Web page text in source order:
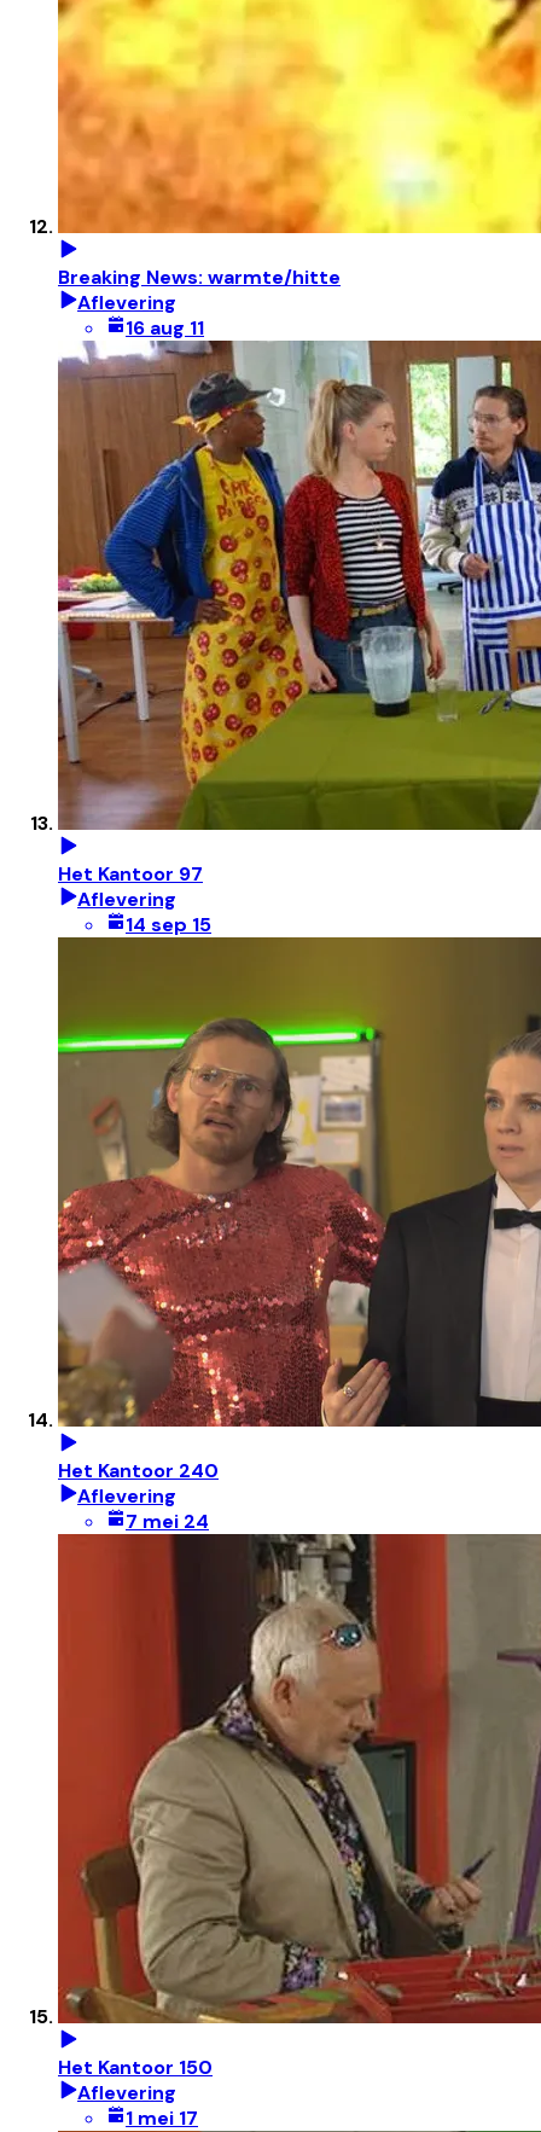
Breaking News: warmte/hitte
Aflevering
16 aug 11
Het Kantoor 97
Aflevering
14 sep 15
Het Kantoor 240
Aflevering
7 mei 24
Het Kantoor 150
Aflevering
1 mei 17